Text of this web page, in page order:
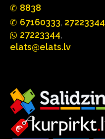
8838
67160333, 27223344
27223344,
elats@elats.lv